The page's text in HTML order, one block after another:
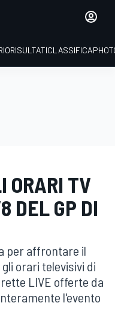
RISULTATICLASSIFICA
ORARI TV
DEL GP DI
per affrontare il
orari televisivi di
LIVE offerte da
l'evento